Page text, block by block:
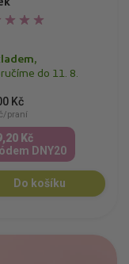
do 11. 8.
Kč
praní
Kč
DNY20
Do košíku